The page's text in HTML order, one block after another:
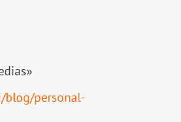
blog/personal-